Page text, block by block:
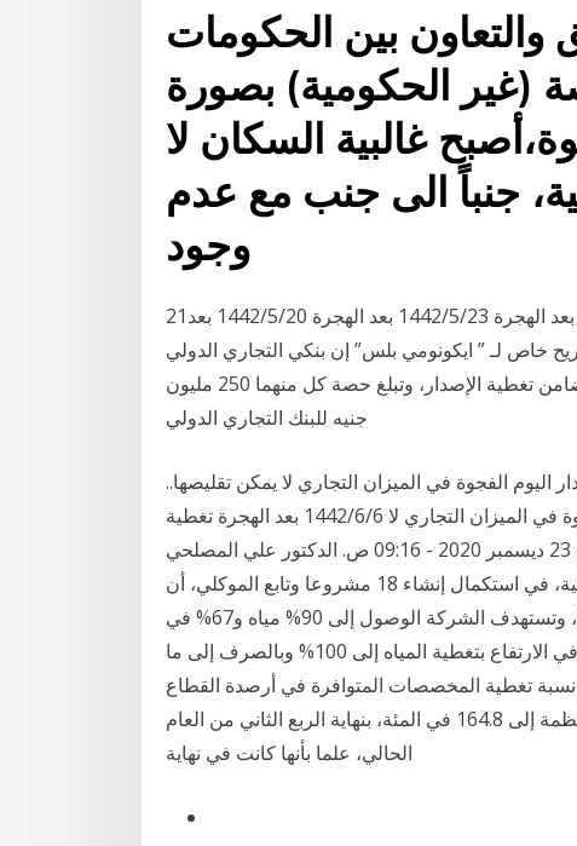
والتعاون بين الحكومات
(غير الحكومية) بصورة
غالبية السكان لا
جنباً الى جنب مع عدم
وجود
21‏‏/5‏‏/1442 بعد الهجرة 7‏‏/5‏‏/1442 بعد الهجرة 29‏‏/5‏‏/1442 بعد الهجرة 23‏‏/5‏‏/1442 بعد الهجرة 20‏‏/5‏‏/1442 بعد
في تصريح خاص لـ ” ايكونومي بلس” إن بنكي التجاري الدولي
وبنك قناة السويس سيلعبان دور المرتب الرئيسي وضامن تغطية الإصدار، وتبلغ حصة كل منهما 250 مليون
جنيه للبنك التجاري الدولي
اليوم الفجوة في الميزان التجاري لا يمكن تقليصها..
ومشاكل الاقتصاد تحل بـ10 مليارات دولار سنوياً الفجوة في الميزان التجاري لا 6‏‏/6‏‏/1442 بعد الهجرة تغطية
40% من المحافظات بالمناطق اللوجستية الأربعاء، 23 ديسمبر 2020 - 09:16 ص. الدكتور علي المصلحي
وزير التموين. عبير حمدي. نجح جهاز تنمية التجارة الداخلية، في استكمال إنشاء 18 مشروعا وتابع الموكلي، أن
مستوى تغطية المياه في المملكة 84%، والصرف 58%، وتستهدف الشركة الوصول إلى 90% مياه و67% في
الصرف الصحي بحلول 2025، أما في 2030 فتطمح في الارتفاع بتغطية المياه إلى 100% وبالصرف إلى ما
تغطية المخصصات المتوافرة في أرصدة القطاع
المصرفي عامة ومحددة إلى إجمالي القروض غير المنتظمة إلى 164.8 في المئة، بنهاية الربع الثاني من العام
الحالي، علما بأنها كانت في نهاية